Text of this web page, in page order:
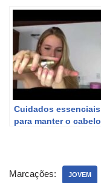
beleza.
Cuidados essenciais
para manter o cabelo
Marcações: JOVEM